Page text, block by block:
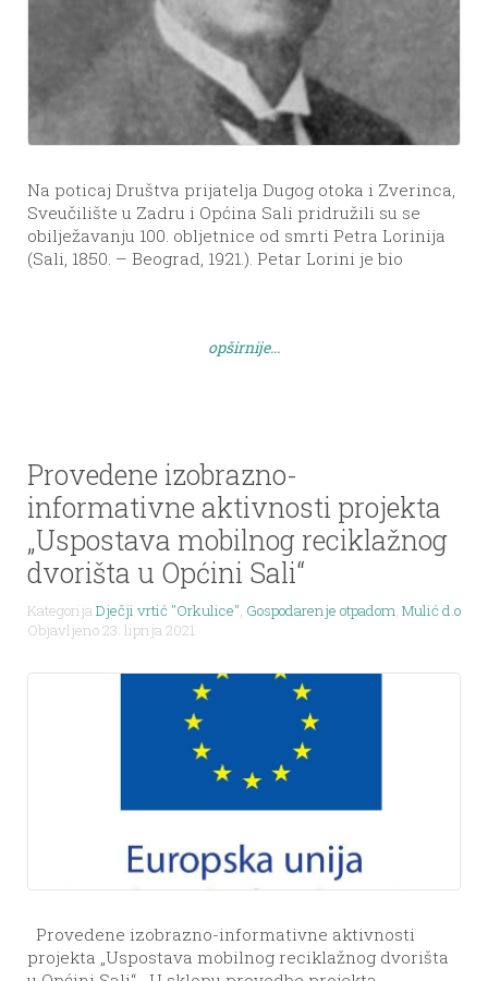
Na poticaj Društva prijatelja Dugog otoka i Zverinca,
Sveučilište u Zadru i Općina Sali pridružili su se
obilježavanju 100. obljetnice od smrti Petra Lorinija
(Sali, 1850. – Beograd, 1921.). Petar Lorini je bio
opširnije...
Provedene izobrazno-
informativne aktivnosti projekta
„Uspostava mobilnog reciklažnog
dvorišta u Općini Sali“
KategorijaDječji vrtić "Orkulice", Gospodarenje otpadom, Mulić d.o.o.
Objavljeno 23. lipnja 2021.
Provedene izobrazno-informativne aktivnosti
projekta „Uspostava mobilnog reciklažnog dvorišta